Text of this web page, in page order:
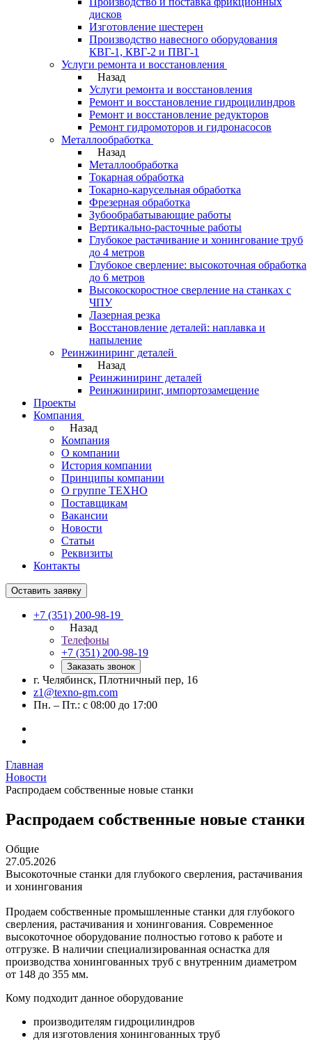
дисков
Изготовление шестерен
Производство навесного оборудования
КВГ-1, КВГ-2 и ПВГ-1
Услуги ремонта и восстановления
Назад
Услуги ремонта и восстановления
Ремонт и восстановление гидроцилиндров
Ремонт и восстановление редукторов
Ремонт гидромоторов и гидронасосов
Металлообработка
Назад
Металлообработка
Токарная обработка
Токарно-карусельная обработка
Фрезерная обработка
Зубообрабатывающие работы
Вертикально-расточные работы
Глубокое растачивание и хонингование труб
до 4 метров
Глубокое сверление: высокоточная обработка
до 6 метров
Высокоскоростное сверление на станках с
ЧПУ
Лазерная резка
Восстановление деталей: наплавка и
напыление
Реинжиниринг деталей
Назад
Реинжиниринг деталей
Реинжиниринг, импортозамещение
Проекты
Компания
Назад
Компания
О компании
История компании
Принципы компании
О группе ТЕХНО
Поставщикам
Вакансии
Новости
Статьи
Реквизиты
Контакты
Оставить заявку
+7 (351) 200-98-19
Назад
Телефоны
+7 (351) 200-98-19
Заказать звонок
г. Челябинск, Плотничный пер, 16
z1@texno-gm.com
Пн. – Пт.: с 08:00 до 17:00
Главная
Новости
Распродаем собственные новые станки
Распродаем собственные новые станки
Общие
27.05.2026
Высокоточные станки для глубокого сверления, растачивания
и хонингования
Продаем собственные промышленные станки для глубокого
сверления, растачивания и хонингования. Современное
высокоточное оборудование полностью готово к работе и
отгрузке. В наличии специализированная оснастка для
производства хонингованных труб с внутренним диаметром
от 148 до 355 мм.
Кому подходит данное оборудование
производителям гидроцилиндров
для изготовления хонингованных труб